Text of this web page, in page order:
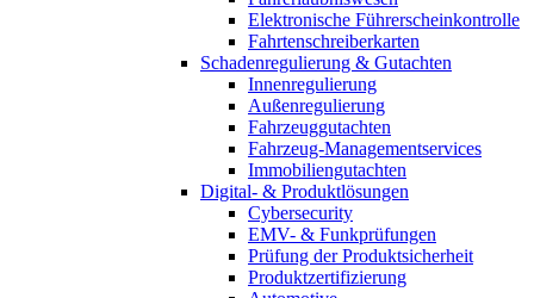
Elektronische Führerscheinkontrolle
Fahrtenschreiberkarten
Schadenregulierung & Gutachten
Innenregulierung
Außenregulierung
Fahrzeuggutachten
Fahrzeug-Managementservices
Immobiliengutachten
Digital- & Produktlösungen
Cybersecurity
EMV- & Funkprüfungen
Prüfung der Produktsicherheit
Produktzertifizierung